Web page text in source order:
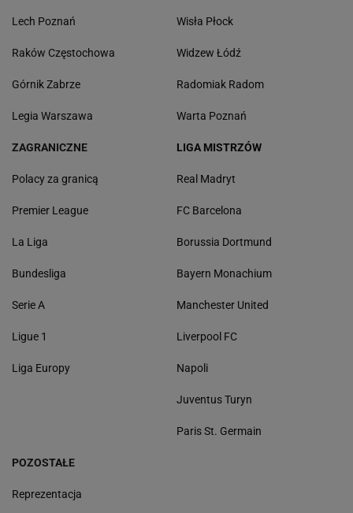
Lech Poznań
Raków Częstochowa
Górnik Zabrze
Legia Warszawa
Wisła Płock
Widzew Łódź
Radomiak Radom
Warta Poznań
ZAGRANICZNE
Polacy za granicą
Premier League
La Liga
Bundesliga
Serie A
Ligue 1
Liga Europy
LIGA MISTRZÓW
Real Madryt
FC Barcelona
Borussia Dortmund
Bayern Monachium
Manchester United
Liverpool FC
Napoli
Juventus Turyn
Paris St. Germain
POZOSTAŁE
Reprezentacja